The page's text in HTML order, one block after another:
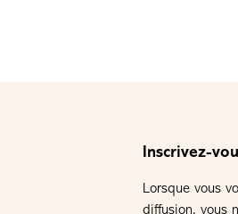
Inscrivez-
Lorsque vous
diffusion, vous